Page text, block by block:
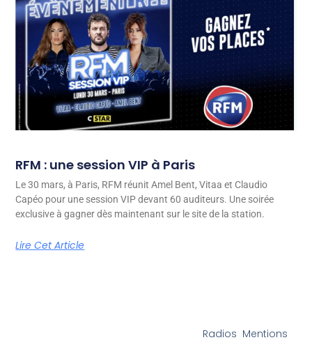
RFM : une session VIP à Paris
Le 30 mars, à Paris, RFM réunit Amel Bent, Vitaa et Claudio
Capéo pour une session VIP devant 60 auditeurs. Une soirée
exclusive à gagner dès maintenant sur le site de la station.
Lire Cet Article
Radios Mentions